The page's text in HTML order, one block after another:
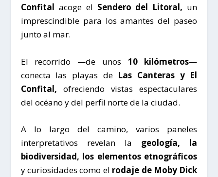
Confital acoge el Sendero del Litoral, un
imprescindible para los amantes del paseo
junto al mar.
El recorrido —de unos 10 kilómetros—
conecta las playas de Las Canteras y El
Confital, ofreciendo vistas espectaculares
del océano y del perfil norte de la ciudad.
A lo largo del camino, varios paneles
interpretativos revelan la geología, la
biodiversidad, los elementos etnográficos
y curiosidades como el rodaje de Moby Dick